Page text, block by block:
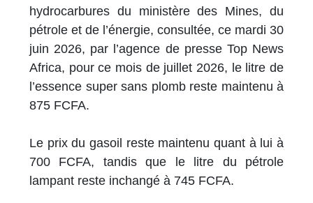
hydrocarbures du ministère des Mines, du
pétrole et de l’énergie, consultée, ce mardi 30
juin 2026, par l’agence de presse Top News
Africa, pour ce mois de juillet 2026, le litre de
l’essence super sans plomb reste maintenu à
875 FCFA.
Le prix du gasoil reste maintenu quant à lui à
700 FCFA, tandis que le litre du pétrole
lampant reste inchangé à 745 FCFA.